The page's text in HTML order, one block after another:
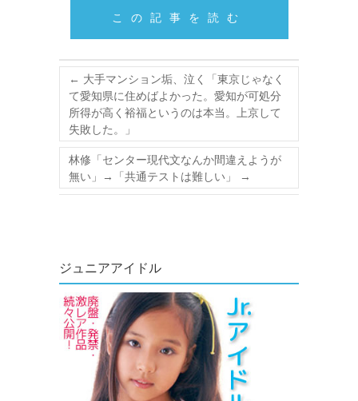
この記事を読む
← 大手マンション垢、泣く「東京じゃなく
て愛知県に住めばよかった。愛知が可処分
所得が高く裕福というのは本当。上京して
失敗した。」
林修「センター現代文なんか間違えようが
無い」→「共通テストは難しい」
→
ジュニアアイドル